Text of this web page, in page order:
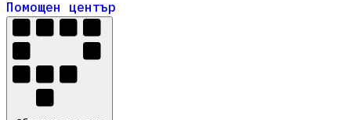
Помощен център
Помощен център